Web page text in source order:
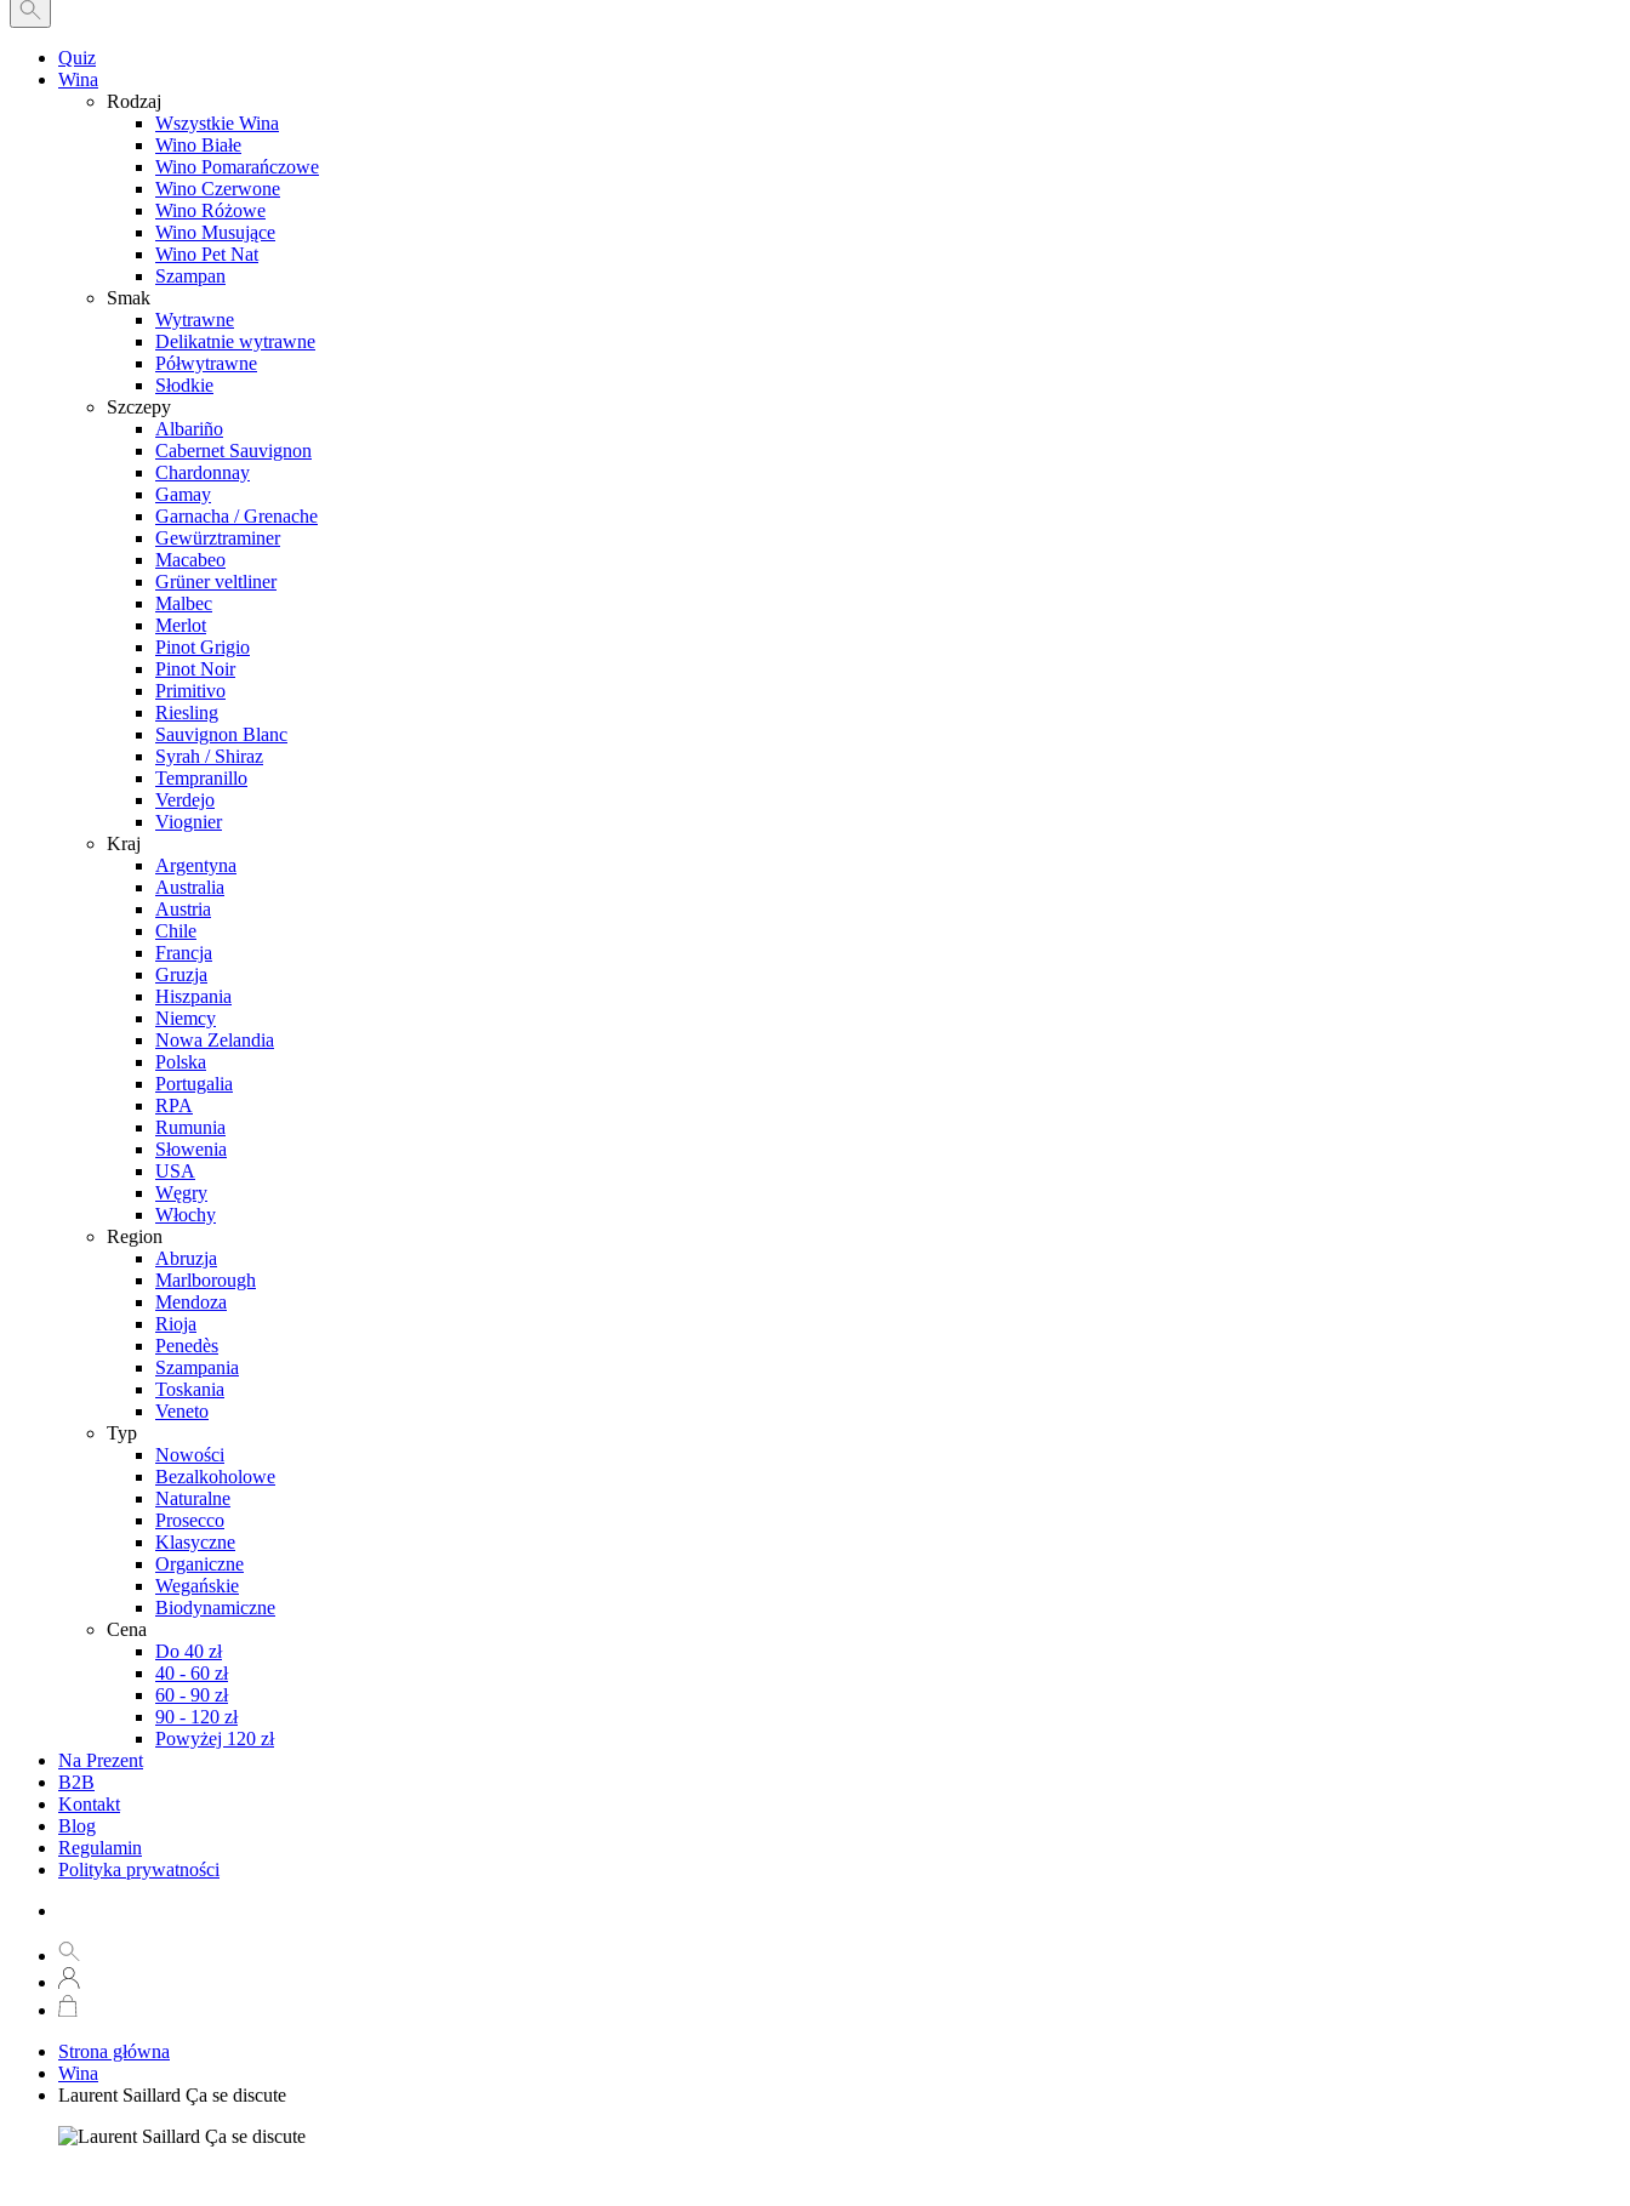
Quiz
Wina
Rodzaj
Wszystkie Wina
Wino Białe
Wino Pomarańczowe
Wino Czerwone
Wino Różowe
Wino Musujące
Wino Pet Nat
Szampan
Smak
Wytrawne
Delikatnie wytrawne
Półwytrawne
Słodkie
Szczepy
Albariño
Cabernet Sauvignon
Chardonnay
Gamay
Garnacha / Grenache
Gewürztraminer
Macabeo
Grüner veltliner
Malbec
Merlot
Pinot Grigio
Pinot Noir
Primitivo
Riesling
Sauvignon Blanc
Syrah / Shiraz
Tempranillo
Verdejo
Viognier
Kraj
Argentyna
Australia
Austria
Chile
Francja
Gruzja
Hiszpania
Niemcy
Nowa Zelandia
Polska
Portugalia
RPA
Rumunia
Słowenia
USA
Węgry
Włochy
Region
Abruzja
Marlborough
Mendoza
Rioja
Penedès
Szampania
Toskania
Veneto
Typ
Nowości
Bezalkoholowe
Naturalne
Prosecco
Klasyczne
Organiczne
Wegańskie
Biodynamiczne
Cena
Do 40 zł
40 - 60 zł
60 - 90 zł
90 - 120 zł
Powyżej 120 zł
Na Prezent
B2B
Kontakt
Blog
Regulamin
Polityka prywatności
Strona główna
Wina
Laurent Saillard Ça se discute